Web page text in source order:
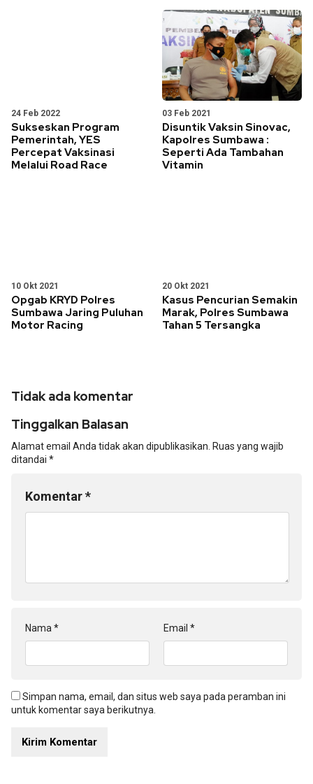
24 Feb 2022
Sukseskan Program
Pemerintah, YES
Percepat Vaksinasi
Melalui Road Race
03 Feb 2021
Disuntik Vaksin Sinovac,
Kapolres Sumbawa :
Seperti Ada Tambahan
Vitamin
10 Okt 2021
Opgab KRYD Polres
Sumbawa Jaring Puluhan
Motor Racing
20 Okt 2021
Kasus Pencurian Semakin
Marak, Polres Sumbawa
Tahan 5 Tersangka
Tidak ada komentar
Tinggalkan Balasan
Alamat email Anda tidak akan dipublikasikan. Ruas yang wajib
ditandai *
Komentar*
Nama * Email *
Simpan nama, email, dan situs web saya pada peramban ini
untuk komentar saya berikutnya.